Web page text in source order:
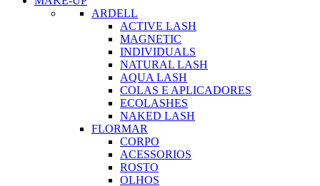
ARDELL
ACTIVE LASH
MAGNETIC
INDIVIDUALS
NATURAL LASH
AQUA LASH
COLAS E APLICADORES
ECOLASHES
NAKED LASH
FLORMAR
CORPO
ACESSORIOS
ROSTO
OLHOS